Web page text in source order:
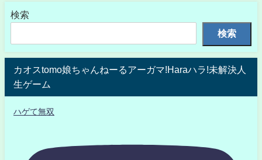
検索
検索
カオスtomo娘ちゃんねーるアーガマ!Haraハラ!未解決人
生ゲーム
ハゲて無双